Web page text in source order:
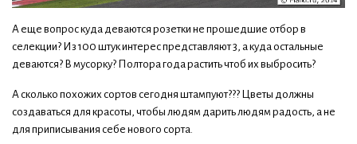
А еще вопрос куда деваются розетки не прошедшие отбор в
селекции? Из 100 штук интерес представляют 3, а куда остальные
деваются? В мусорку? Полтора года растить чтоб их выбросить?
А сколько похожих сортов сегодня штампуют??? Цветы должны
создаваться для красоты, чтобы людям дарить людям радость, а не
для приписывания себе нового сорта.